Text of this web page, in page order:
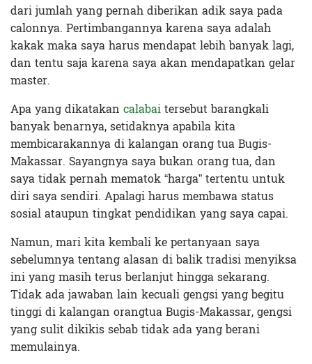
dari jumlah yang pernah diberikan adik saya pada
calonnya. Pertimbangannya karena saya adalah
kakak maka saya harus mendapat lebih banyak lagi,
dan tentu saja karena saya akan mendapatkan gelar
master.
Apa yang dikatakan calabaitersebut barangkali
banyak benarnya, setidaknya apabila kita
membicarakannya di kalangan orang tua Bugis-
Makassar. Sayangnya saya bukan orang tua, dan
saya tidak pernah mematok “harga” tertentu untuk
diri saya sendiri. Apalagi harus membawa status
sosial ataupun tingkat pendidikan yang saya capai.
Namun, mari kita kembali ke pertanyaan saya
sebelumnya tentang alasan di balik tradisi menyiksa
ini yang masih terus berlanjut hingga sekarang.
Tidak ada jawaban lain kecuali gengsi yang begitu
tinggi di kalangan orangtua Bugis-Makassar, gengsi
yang sulit dikikis sebab tidak ada yang berani
memulainya.